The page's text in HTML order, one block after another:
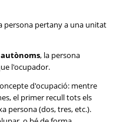
persona pertany a una unitat
, la persona
l'ocupador.
d'ocupació: mentre
el primer recull tots els
persona (dos, tres, etc.).